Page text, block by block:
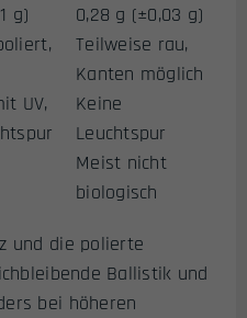
g)
0,28 g (±0,03 g)
Teilweise rau,
Kanten möglich
UV,
Keine
Leuchtspur
Meist nicht
biologisch
und die polierte
Ballistik und
bei höheren